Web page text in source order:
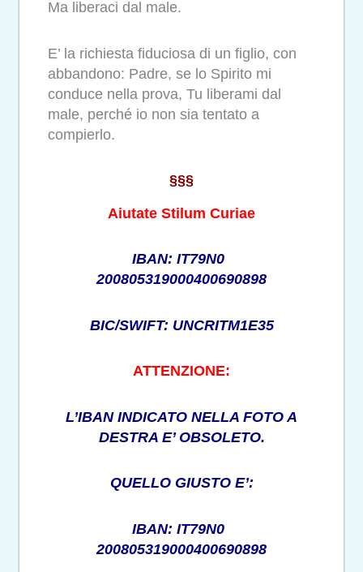
Ma liberaci dal male.
E’ la richiesta fiduciosa di un figlio, con
abbandono: Padre, se lo Spirito mi
conduce nella prova, Tu liberami dal
male, perché io non sia tentato a
compierlo.
§§§
Aiutate Stilum Curiae
IBAN: IT79N0
200805319000400690898
BIC/SWIFT: UNCRITM1E35
ATTENZIONE:
L’IBAN INDICATO NELLA FOTO A
DESTRA E’ OBSOLETO.
QUELLO GIUSTO E’:
IBAN: IT79N0
200805319000400690898